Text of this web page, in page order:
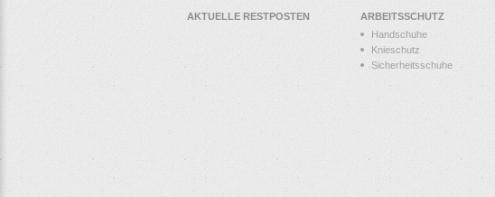
AKTUELLE RESTPOSTEN
ARBEITSSCHUTZ
Handschuhe
Knieschutz
Sicherheitsschuhe